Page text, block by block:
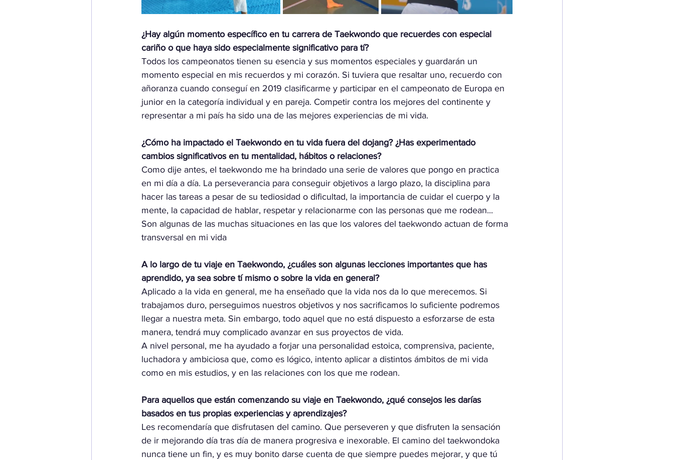
¿Hay algún momento específico en tu carrera de Taekwondo que recuerdes con especial
cariño o que haya sido especialmente significativo para tí?
Todos los campeonatos tienen su esencia y sus momentos especiales y guardarán un
momento especial en mis recuerdos y mi corazón. Si tuviera que resaltar uno, recuerdo con
añoranza cuando conseguí en 2019 clasificarme y participar en el campeonato de Europa en
junior en la categoría individual y en pareja. Competir contra los mejores del continente y
representar a mi país ha sido una de las mejores experiencias de mi vida.
¿Cómo ha impactado el Taekwondo en tu vida fuera del dojang? ¿Has experimentado
cambios significativos en tu mentalidad, hábitos o relaciones?
Como dije antes, el taekwondo me ha brindado una serie de valores que pongo en practica
en mi día a día. La perseverancia para conseguir objetivos a largo plazo, la disciplina para
hacer las tareas a pesar de su tediosidad o dificultad, la importancia de cuidar el cuerpo y la
mente, la capacidad de hablar, respetar y relacionarme con las personas que me rodean...
Son algunas de las muchas situaciones en las que los valores del taekwondo actuan de forma
transversal en mi vida
A lo largo de tu viaje en Taekwondo, ¿cuáles son algunas lecciones importantes que has
aprendido, ya sea sobre tí mismo o sobre la vida en general?
Aplicado a la vida en general, me ha enseñado que la vida nos da lo que merecemos. Si
trabajamos duro, perseguimos nuestros objetivos y nos sacrificamos lo suficiente podremos
llegar a nuestra meta. Sin embargo, todo aquel que no está dispuesto a esforzarse de esta
manera, tendrá muy complicado avanzar en sus proyectos de vida.
A nivel personal, me ha ayudado a forjar una personalidad estoica, comprensiva, paciente,
luchadora y ambiciosa que, como es lógico, intento aplicar a distintos ámbitos de mi vida
como en mis estudios, y en las relaciones con los que me rodean.
Para aquellos que están comenzando su viaje en Taekwondo, ¿qué consejos les darías
basados en tus propias experiencias y aprendizajes?
Les recomendaría que disfrutasen del camino. Que perseveren y que disfruten la sensación
de ir mejorando día tras día de manera progresiva e inexorable. El camino del taekwondoka
nunca tiene un fin, y es muy bonito darse cuenta de que siempre puedes mejorar, y que tú